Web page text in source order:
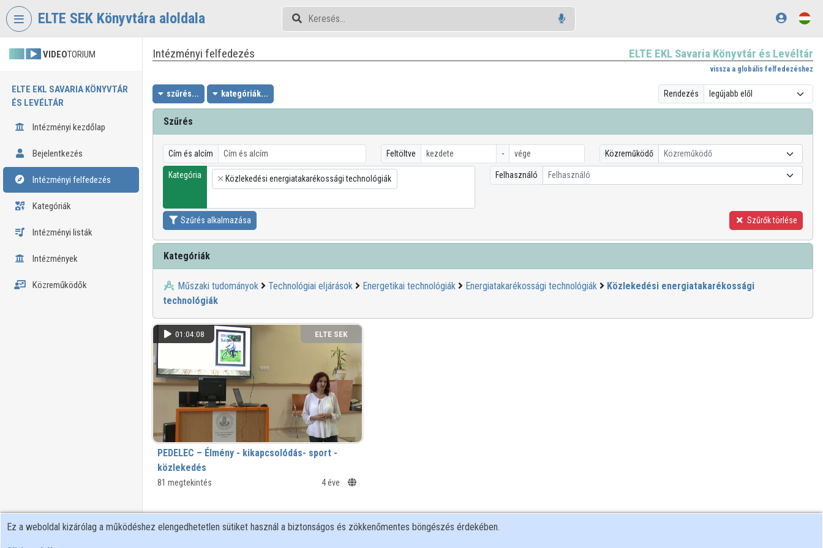
Fejléc kihagyása
ELTE SEK Könyvtára aloldala
VIDEOTORIUM
ELTE EKL SAVARIA KÖNYVTÁR
ÉS LEVÉLTÁR
Intézményi kezdőlap
Bejelentkezés
Intézményi felfedezés
Kategóriák
Intézményi listák
Intézmények
Közreműködők
Intézményi felfedezés ELTE EKL Savaria Könyvtár és Levéltár
vissza a globális felfedezéshez
szűrés... kategóriák... Rendezés
Szűrés
Cím és alcím Feltöltve - Közreműködő Közreműködő
Kategória
×
Közlekedési energiatakarékossági technológiák Felhasználó Felhasználó
Szűrés alkalmazása Szűrők törlése
Kategóriák
Műszaki tudományok Technológiai eljárások Energetikai technológiák Energiatakarékossági technológiák
Közlekedési energiatakarékossági
technológiák
01:04:08
ELTE SEK
KÖNYVTÁRA
PEDELEC – Élmény - kikapcsolódás- sport -
közlekedés
Nyugdíjas egyetem előadásai - 2021
81 megtekintés 4 éve
Ez a weboldal kizárólag a működéshez elengedhetetlen sütiket használ a biztonságos és zökkenőmentes böngészés érdekében.